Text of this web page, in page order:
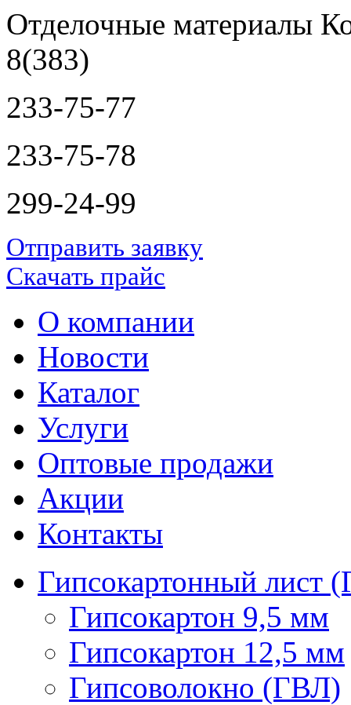
Отделочные материалы
8(383)
233-75-77
233-75-78
299-24-99
Отправить заявку
Скачать прайс
О компании
Новости
Каталог
Услуги
Оптовые продажи
Акции
Контакты
Гипсокартонный лист
Гипсокартон 9,5 мм
Гипсокартон 12,5 мм
Гипсоволокно (ГВЛ)